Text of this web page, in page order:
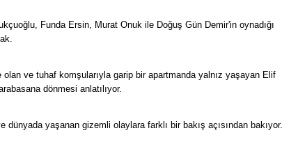
Funda Ersin, Murat Onuk ile Doğuş Gün Demir'in oynadığı
olan ve tuhaf komşularıyla garip bir apartmanda yalnız yaşayan Elif
dönmesi anlatılıyor.
yaşanan gizemli olaylara farklı bir bakış açısından bakıyor.